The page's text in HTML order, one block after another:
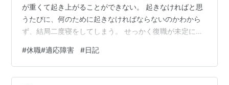
が重くて起き上がることができない。 起きなければと思
うたびに、何のために起きなければならないのかわから
ず、結局二度寝をしてしまう。 せっかく復職が未定にな
持ちは常に落ち着かない。 家族仲があまり良くない実家
に身を寄せていて、日中は赤ちゃんのように鳴き続ける
老犬の世話や家事をし、夜は仕事から帰ってきた母の愚
#休職#適応障害 #日記